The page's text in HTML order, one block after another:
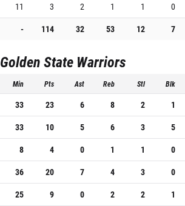
11 3 2 1 1
0
- 114 32 53 12 7
Golden State Warriors
Min Pts Ast Reb Stl Blk
33 23 6 8 2
1
33 10 5 6 3
5
8 4 0 1 1
0
36 20 7 4 3
0
25 9 0 2 2
1